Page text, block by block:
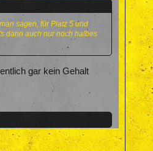
sagen, für Platz 5 und
dann auch nur noch halbes
gar kein Gehalt